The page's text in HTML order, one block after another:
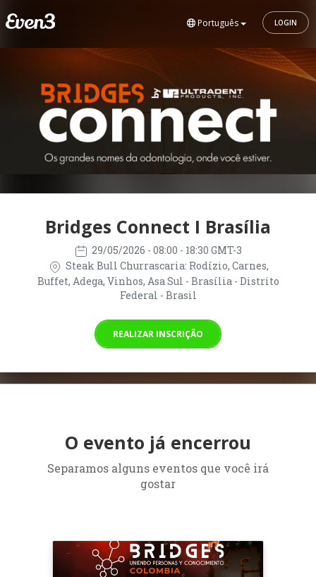
Português LOGIN
Bridges Connect I Brasília
29/05/2026 - 08:00 - 18:30 GMT-3
Steak Bull Churrascaria: Rodízio, Carnes,
Buffet, Adega, Vinhos, Asa Sul - Brasília - Distrito
Federal - Brasil
REALIZAR INSCRIÇÃO
O evento já encerrou
Separamos alguns eventos que você irá
gostar